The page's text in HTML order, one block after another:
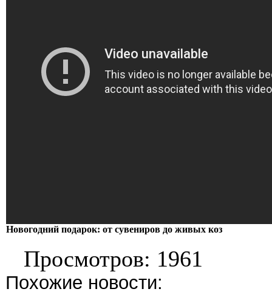
Новогодний подарок: от сувениров до живых коз
Просмотров: 1961
Похожие новости: